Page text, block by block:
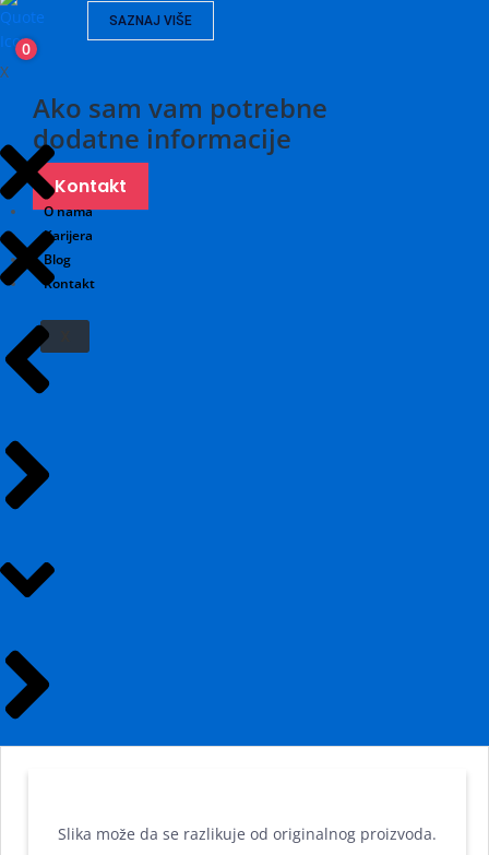
SAZNAJ VIŠE
Ako sam vam potrebne
dodatne informacije
Kontakt
O nama
Karijera
Blog
Kontakt
0
X
Slika može da se razlikuje od originalnog proizvoda.